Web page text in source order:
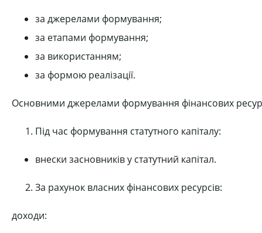
за джерелами формування;
за етапами формування;
за використанням;
за формою реалізації.
Основними джерелами формування фінансових
Під час формування статутного капіталу:
внески засновників у статутний капітал.
За рахунок власних фінансових ресурсів:
доходи: